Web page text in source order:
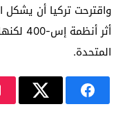
واقترحت تركيا أن يشكل
أثر
المتحدة.